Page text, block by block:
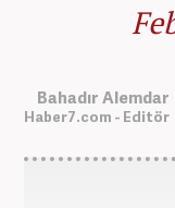
Bahadır Alemdar
Haber7.com - Editör